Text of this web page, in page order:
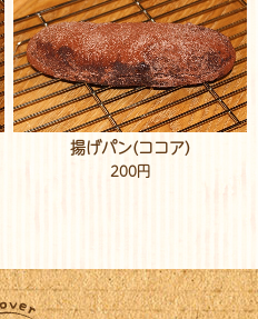
揚げパン(ココア)
200円